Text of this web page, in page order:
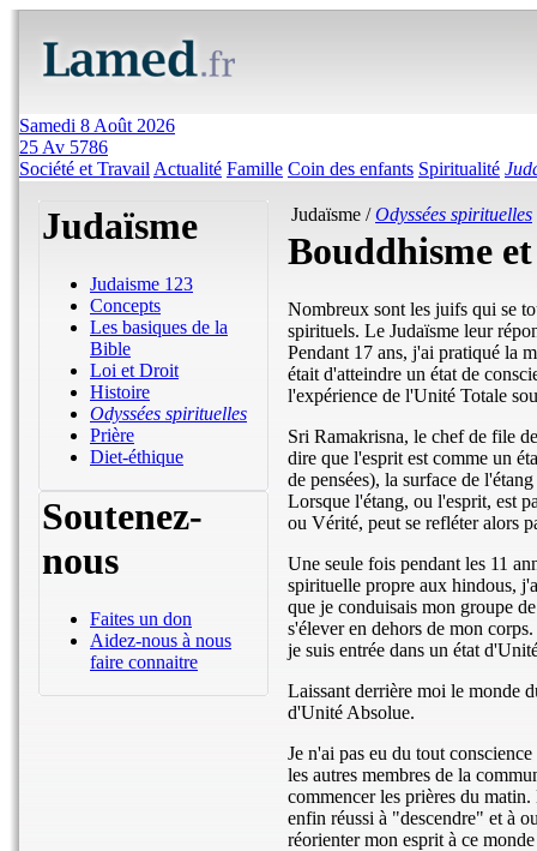
Samedi 8 Août 2026
25 Av 5786
Société et Travail Actualité Famille Coin des enfants Spiritualité
Judaïsme
Judaisme 123
Concepts
Les basiques de la
Bible
Loi et Droit
Histoire
Odyssées spirituelles
Prière
Diet-éthique
Soutenez-
nous
Faites un don
Aidez-nous à nous
faire connaitre
Judaïsme /Odyssées spirituelles
Bouddhisme
Nombreux sont les juifs qui se
spirituels. Le Judaïsme leur
Pendant 17 ans, j'ai pratiqué la
était d'atteindre un état de
l'expérience de l'Unité Totale
Sri Ramakrisna, le chef de file
dire que l'esprit est comme un
de pensées), la surface de
Lorsque l'étang, ou l'esprit, est
ou Vérité, peut se refléter alors
Une seule fois pendant les 11
spirituelle propre aux hindous,
que je conduisais mon groupe
s'élever en dehors de mon
je suis entrée dans un état
Laissant derrière moi le monde
d'Unité Absolue.
Je n'ai pas eu du tout
les autres membres de la
commencer les prières du
enfin réussi à "descendre" et à
réorienter mon esprit à ce